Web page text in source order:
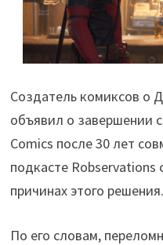
Создатель комиксов о
объявил о завершении
Comics после 30 лет
подкасте Robservations
причинах этого решения.
По его словам,